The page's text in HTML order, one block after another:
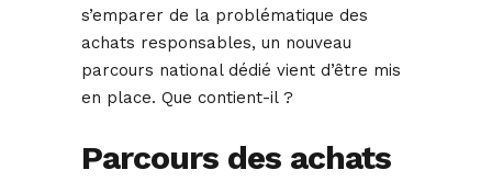
s’emparer de la problématique des
achats responsables, un nouveau
parcours national dédié vient d’être mis
en place. Que contient-il ?
Parcours des achats